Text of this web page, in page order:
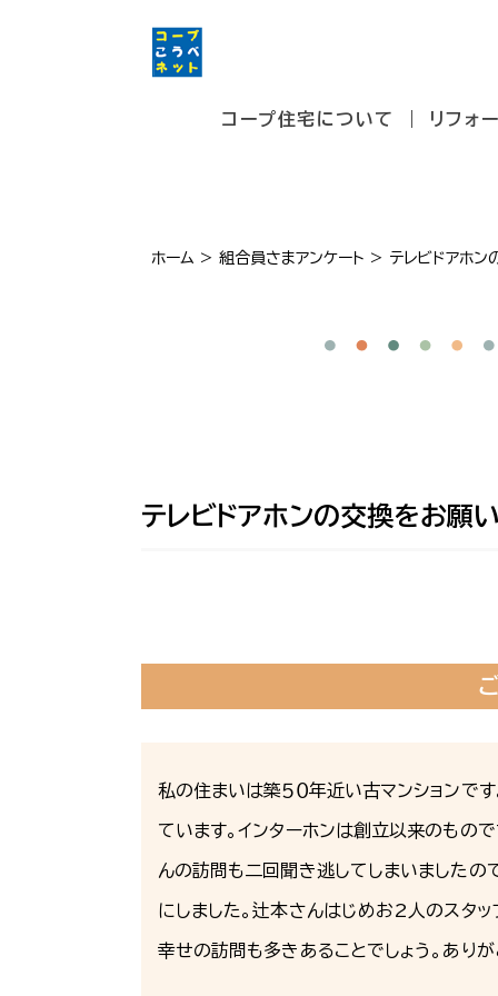
コープ住宅について リフォ
ホーム > 組合員さまアンケート > テレビドアホン
テレビドアホンの交換をお願
私の住まいは築５０年近い古マンションで
ています。インターホンは創立以来のもの
んの訪問も二回聞き逃してしまいましたの
にしました。辻本さんはじめお2人のスタ
幸せの訪問も多きあることでしょう。あり